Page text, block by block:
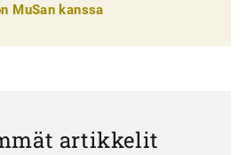
MuSan kanssa
artikkelit